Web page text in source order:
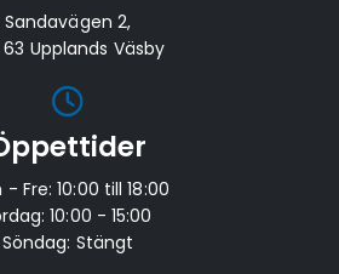
Sandavägen 2,
63 Upplands Väsby
- Fre: 10:00 till 18:00
10:00 - 15:00
Söndag: Stängt